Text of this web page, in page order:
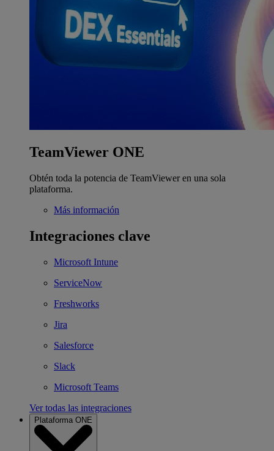
TeamViewer ONE
Obtén toda la potencia de TeamViewer en una sola
plataforma.
Más información
Integraciones clave
Microsoft Intune
ServiceNow
Freshworks
Jira
Salesforce
Slack
Microsoft Teams
Ver todas las integraciones
Plataforma ONE